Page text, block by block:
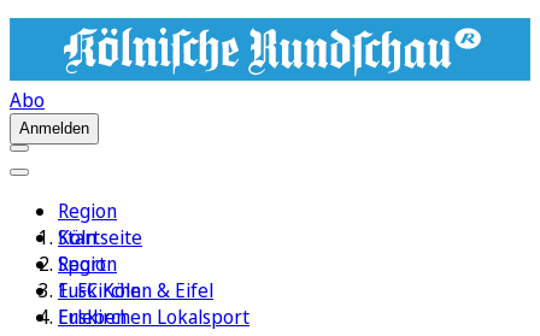
Abo
Anmelden
Region
Köln
Sport
1. FC Köln
Erleben
Startseite
Region
Euskirchen & Eifel
Euskirchen Lokalsport